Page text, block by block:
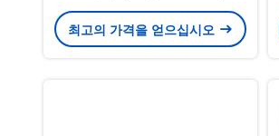
1500-2500、2500-4000、4000-
6000MHz 신호 소스 포함
최고의 가격을 얻으십시오